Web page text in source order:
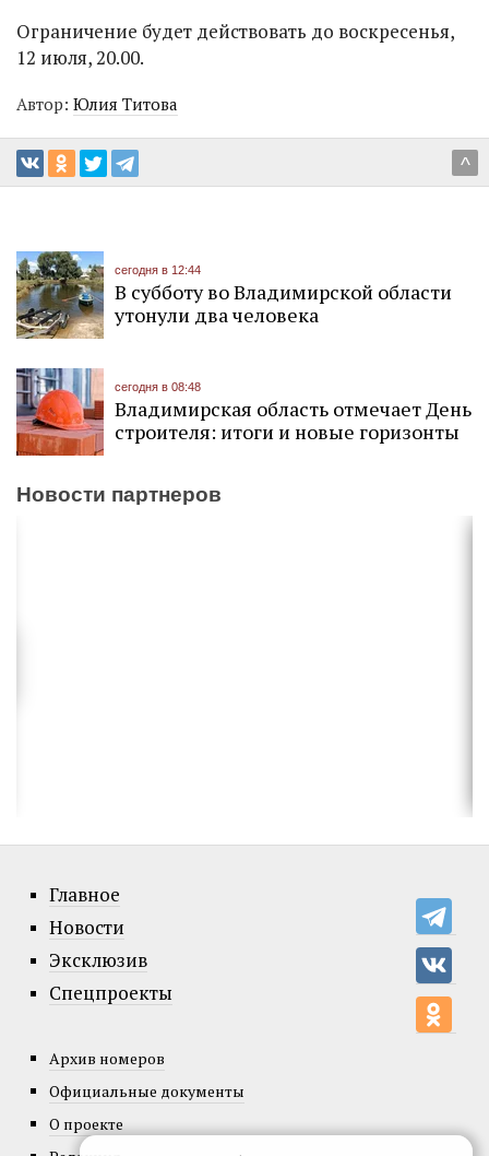
Ограничение будет действовать до воскресенья,
12 июля, 20.00.
Автор: Юлия Титова
^
сегодня в 12:44
В субботу во Владимирской области
утонули два человека
сегодня в 08:48
Владимирская область отмечает День
строителя: итоги и новые горизонты
Новости партнеров
Главное
Новости
Эксклюзив
Спецпроекты
Архив номеров
Официальные документы
О проекте